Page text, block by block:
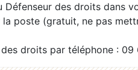
Défenseur des droits dans
poste (gratuit, ne pas
droits par téléphone :